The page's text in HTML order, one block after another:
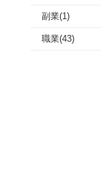
副業(1)
職業(43)